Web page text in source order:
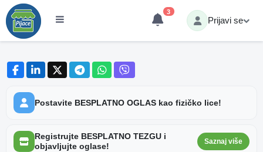
3
Prijavi se
Postavite BESPLATNO OGLAS kao fizičko lice!
Registrujte BESPLATNO TEZGU i
objavljujte oglase!
Saznaj više